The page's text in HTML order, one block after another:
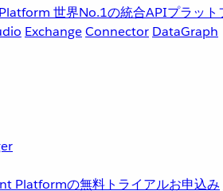
世界No.1の統合APIプラット
ExchangeConnector DataGraph
Platformの無料トライアルお申込み